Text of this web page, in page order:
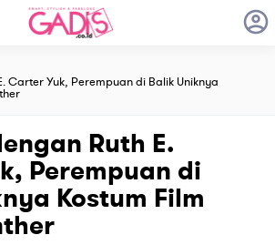
Carter Yuk, Perempuan di Balik Uniknya
Ruth E.
Perempuan di
Kostum Film